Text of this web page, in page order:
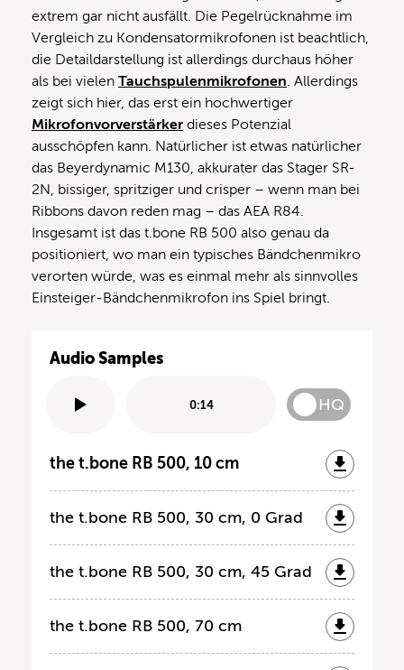
extrem gar nicht ausfällt. Die Pegelrücknahme im
Vergleich zu Kondensatormikrofonen ist beachtlich,
die Detaildarstellung ist allerdings durchaus höher
als bei vielen Tauchspulenmikrofonen. Allerdings
zeigt sich hier, das erst ein hochwertiger
Mikrofonvorverstärker dieses Potenzial
ausschöpfen kann. Natürlicher ist etwas natürlicher
das Beyerdynamic M130, akkurater das Stager SR-
2N, bissiger, spritziger und crisper – wenn man bei
Ribbons davon reden mag – das AEA R84.
Insgesamt ist das t.bone RB 500 also genau da
positioniert, wo man ein typisches Bändchenmikro
verorten würde, was es einmal mehr als sinnvolles
Einsteiger-Bändchenmikrofon ins Spiel bringt.
Audio Samples
0:14 HQ
the t.bone RB 500, 10 cm
the t.bone RB 500, 30 cm, 0 Grad
the t.bone RB 500, 30 cm, 45 Grad
the t.bone RB 500, 70 cm